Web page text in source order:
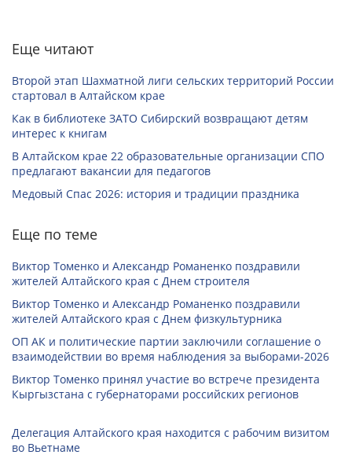
Еще читают
Второй этап Шахматной лиги сельских территорий России
стартовал в Алтайском крае
Как в библиотеке ЗАТО Сибирский возвращают детям
интерес к книгам
В Алтайском крае 22 образовательные организации СПО
предлагают вакансии для педагогов
Медовый Спас 2026: история и традиции праздника
Еще по теме
Виктор Томенко и Александр Романенко поздравили
жителей Алтайского края с Днем строителя
Виктор Томенко и Александр Романенко поздравили
жителей Алтайского края с Днем физкультурника
ОП АК и политические партии заключили соглашение о
взаимодействии во время наблюдения за выборами-2026
Виктор Томенко принял участие во встрече президента
Кыргызстана с губернаторами российских регионов
Делегация Алтайского края находится с рабочим визитом
во Вьетнаме